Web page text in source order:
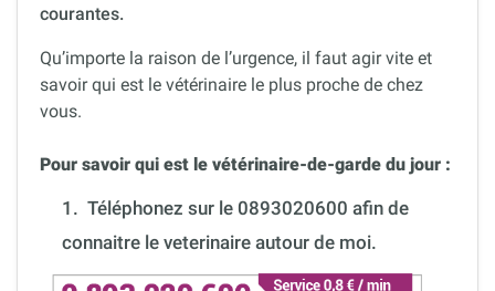
courantes.
Qu’importe la raison de l’urgence, il faut agir vite et
savoir qui est le vétérinaire le plus proche de chez
vous.
Pour savoir qui est le vétérinaire-de-garde du jour :
1. Téléphonez sur le 0893020600 afin de
connaitre le veterinaire autour de moi.